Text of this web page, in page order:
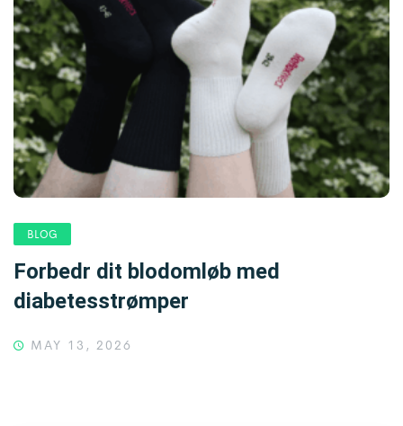
BLOG
Forbedr dit blodomløb med
diabetesstrømper
MAY 13, 2026